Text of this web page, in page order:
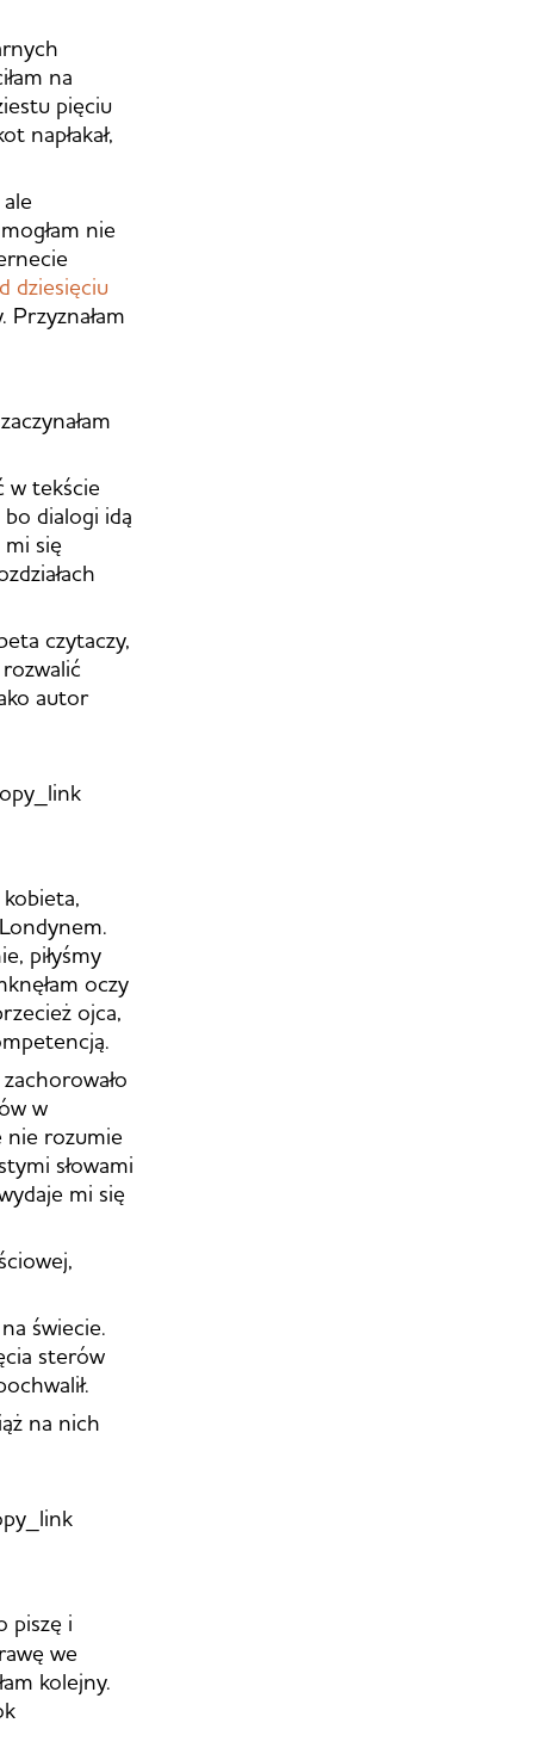
na
pięciu
napłakał,
nie
dziesięciu
w tekście
dialogi idą
się
czytaczy,
autor
piłyśmy
oczy
ojca,
w
nie rozumie
słowami
mi się
świecie.
sterów
na nich
piszę i
we
kolejny.